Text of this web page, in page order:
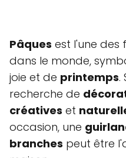
Pâques est l'une des
dans le monde,
joie et de printemps.
recherche de
créatives et
occasion, une
branches peut être